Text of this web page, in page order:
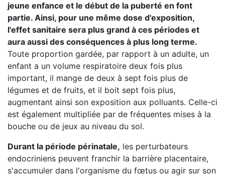
jeune enfance et le début de la puberté en font
partie. Ainsi, pour une même dose d'exposition,
l'effet sanitaire sera plus grand à ces périodes et
aura aussi des conséquences à plus long terme.
Toute proportion gardée, par rapport à un adulte, un
enfant a un volume respiratoire deux fois plus
important, il mange de deux à sept fois plus de
légumes et de fruits, et il boit sept fois plus,
augmentant ainsi son exposition aux polluants. Celle-ci
est également multipliée par de fréquentes mises à la
bouche ou de jeux au niveau du sol.
Durant la période périnatale, les perturbateurs
endocriniens peuvent franchir la barrière placentaire,
s'accumuler dans l'organisme du fœtus ou agir sur son